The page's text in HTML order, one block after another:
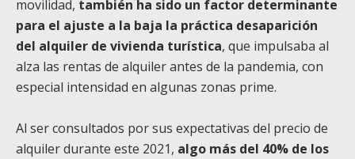
movilidad, también ha sido un factor determinante
para el ajuste a la baja la práctica desaparición
del alquiler de vivienda turística, que impulsaba al
alza las rentas de alquiler antes de la pandemia, con
especial intensidad en algunas zonas prime.
Al ser consultados por sus expectativas del precio de
alquiler durante este 2021, algo más del 40% de los